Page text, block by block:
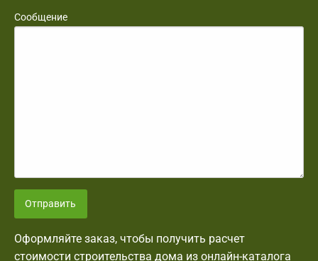
Сообщение
Отправить
Оформляйте заказ, чтобы получить расчет
стоимости строительства дома из онлайн-каталога